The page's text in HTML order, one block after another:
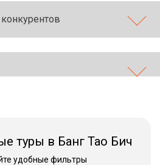
туры в Банг Тао Бич
удобные фильтры